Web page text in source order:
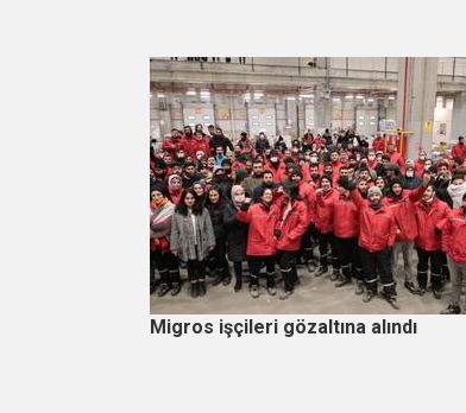
Migros işçileri gözaltına alındı